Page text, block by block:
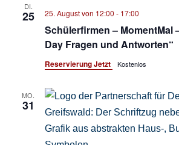
DI.
25
Schülerfirmen – MomentMal
Day Fragen und Antworten“
25. August von 12:00 - 17:00
Reservierung Jetzt Kostenlos
MO.
31